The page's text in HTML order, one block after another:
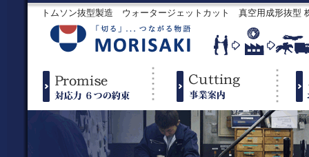
トムソン抜型製造 ウォータージェットカット 真空用成形抜